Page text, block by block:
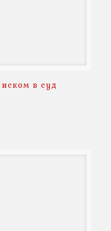
в суд